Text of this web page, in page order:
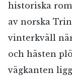
historiska
av norska
vinterkväll
och hästen
vägkanten